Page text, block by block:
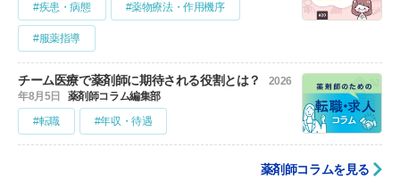
#疾患・病態 #薬物療法・作用機序
#服薬指導
チーム医療で薬剤師に期待される役割とは？
2026
年8月5日
薬剤師コラム編集部
#転職
#年収・待遇
薬剤師コラムを見る